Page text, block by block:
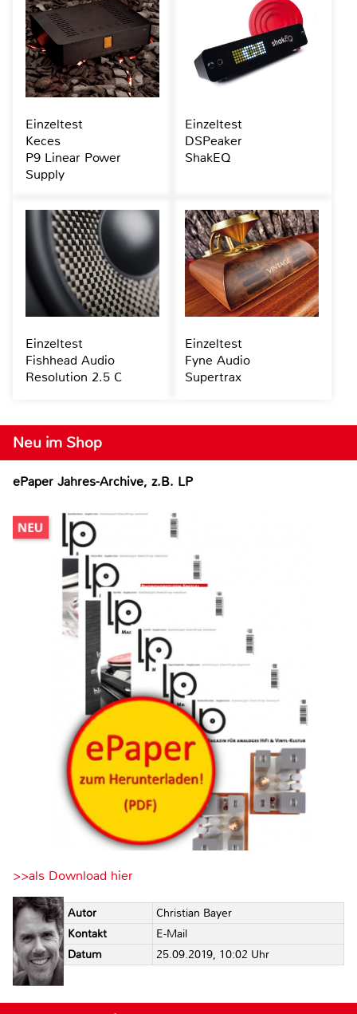
Neu im Shop
ePaper Jahres-Archive, z.B. LP
>>als Download hier
Autor
Christian Bayer
Kontakt
E-Mail
Datum
25.09.2019, 10:02 Uhr
Einzeltest
Keces
P9 Linear Power
Supply
Einzeltest
DSPeaker
ShakEQ
Einzeltest
Fishhead Audio
Resolution 2.5 C
Einzeltest
Fyne Audio
Supertrax